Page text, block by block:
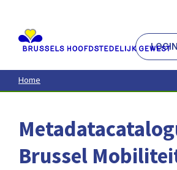
contenu
principal
LOGIN
Home
Brussel